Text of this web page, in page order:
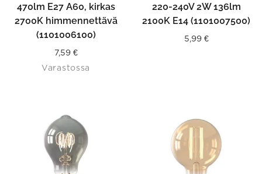
470lm E27 A60, kirkas
2700K himmennettävä
(1101006100)
7,59 €
Varastossa
220-240V 2W 136lm
2100K E14 (1101007500)
5,99 €